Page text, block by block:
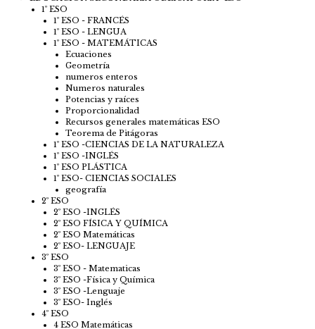
1º ESO
1º ESO - FRANCÉS
1º ESO - LENGUA
1º ESO - MATEMÁTICAS
Ecuaciones
Geometría
numeros enteros
Numeros naturales
Potencias y raíces
Proporcionalidad
Recursos generales matemáticas ESO
Teorema de Pitágoras
1º ESO -CIENCIAS DE LA NATURALEZA
1º ESO -INGLÉS
1º ESO PLÁSTICA
1º ESO- CIENCIAS SOCIALES
geografía
2º ESO
2º ESO -INGLÉS
2º ESO FÍSICA Y QUÍMICA
2º ESO Matemáticas
2º ESO- LENGUAJE
3º ESO
3º ESO - Matematicas
3º ESO -Física y Química
3º ESO -Lenguaje
3º ESO- Inglés
4º ESO
4 ESO Matemáticas